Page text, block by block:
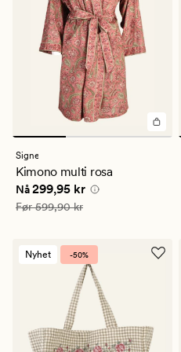
Signe
Kimono multi rosa
Nåværende pris
Nå299,95 kr
Vanlig pris 599,90 kr
Før599,90 kr
Nyhet -50%